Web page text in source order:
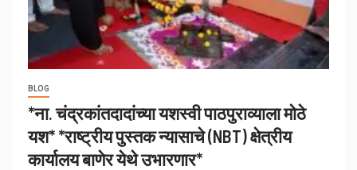
BLOG
*ना. चंद्रकांतदादांच्या यशस्वी पाठपुराव्याला मोठे
यश* *राष्ट्रीय पुस्तक न्यासाचे (NBT) क्षेत्रीय
कार्यालय बाणेर येथे उभारणार*